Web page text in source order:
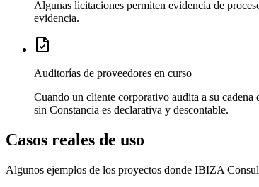
Algunas licitaciones permiten evidencia de
evidencia.
Auditorías de proveedores en curso
Cuando un cliente corporativo audita a su cadena
sin Constancia es declarativa y descontable.
Casos reales de uso
Algunos ejemplos de los proyectos donde IBIZA